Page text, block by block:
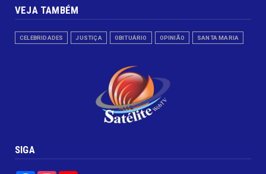
VEJA TAMBÉM
CELEBRIDADES JUSTIÇA OBITUÁRIO OPINIÃO SANTA MARIA
SIGA